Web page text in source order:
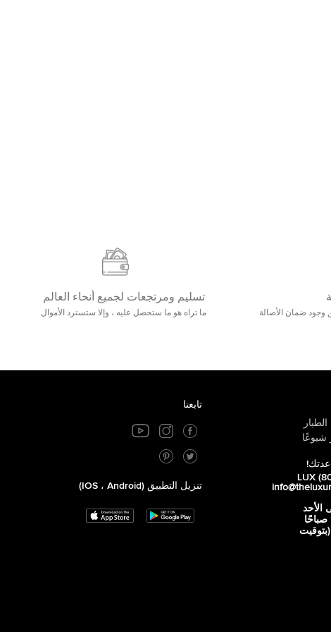
وآمنة مع 25000+ خلق وجود ضمان الأصالة
تسليم ومرتجعات لجميع أنحاء العالم
ما تراه هو ما ستحصل عليه ، وإلا ستسترد الأموال
شيوعًا
الأحد
من الساعة 9 صباحًا
(بتوقيت
تابعنا
تنزيل التطبيق (iOS ، Android)